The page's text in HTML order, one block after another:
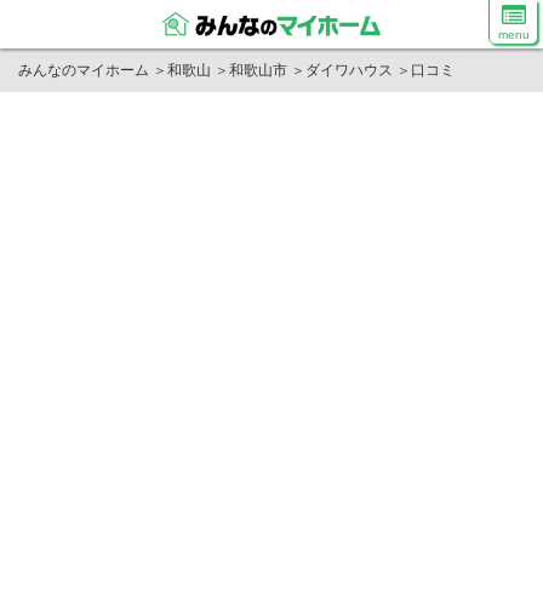
menu
みんなのマイホーム ＞ 和歌山 ＞ 和歌山市 ＞ ダイワハウス ＞ 口コミ